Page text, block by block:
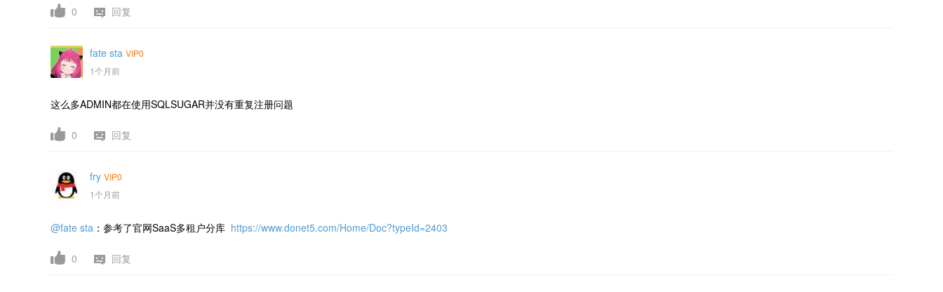
0 回复
fate sta VIP0
1个月前
这么多ADMIN都在使用SQLSUGAR并没有重复注册问题
0 回复
fry VIP0
1个月前
@fate sta ：参考了官网SaaS多租户分库 https://www.donet5.com/Home/Doc?typeId=2403
0 回复